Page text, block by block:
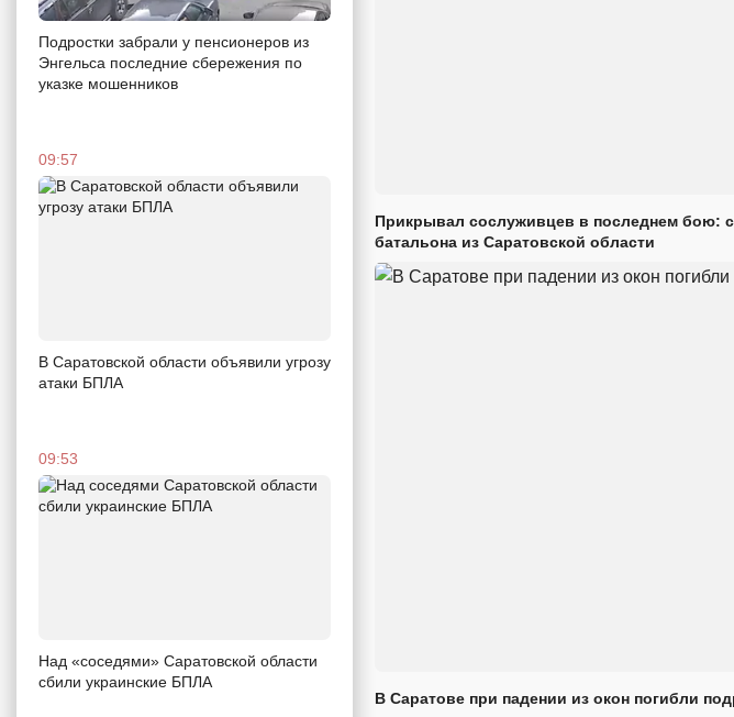
Подростки забрали у пенсионеров из
Энгельса последние сбережения по
указке мошенников
09:57
В Саратовской области объявили угрозу
атаки БПЛА
09:53
Над «соседями» Саратовской области
сбили украинские БПЛА
Прикрывал сослуживцев в последнем бою:
батальона из Саратовской области
В Саратове при падении из окон погибли